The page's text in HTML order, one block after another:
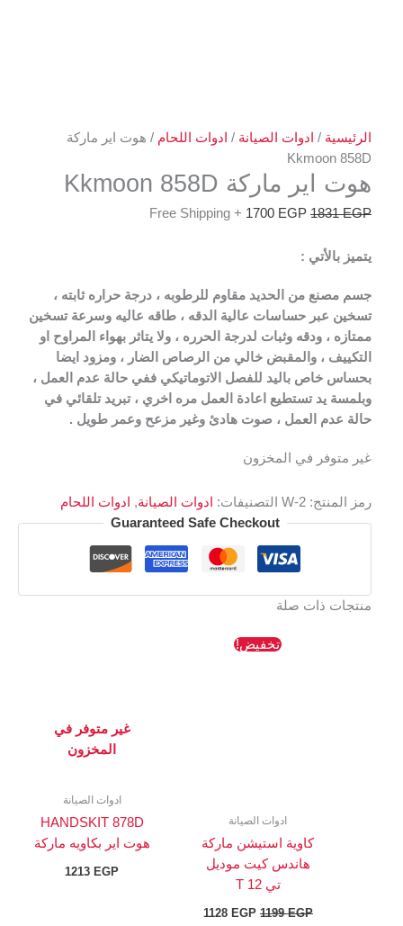
الرئيسية / ادوات الصيانة / ادوات اللحام / هوت اير ماركة
Kkmoon 858D
هوت اير ماركة Kkmoon 858D
1831EGP
1700 EGP
+ Free Shipping
يتميز بالأتي :
جسم مصنع من الحديد مقاوم للرطوبه ، درجة حراره ثابته ،
تسخين عبر حساسات عالية الدقه ، طاقه عاليه وسرعة تسخين
ممتازه ، ودقه وثبات لدرجة الحرره ، ولا يتاثر بهواء المراوح او
التكييف ، والمقبض خالي من الرصاص الضار ، ومزود ايضا
بحساس خاص باليد للفصل الاتوماتيكي ففي حالة عدم العمل ،
وبلمسة يد تستطيع اعادة العمل مره اخري ، تبريد تلقائي في
حالة عدم العمل ، صوت هادئ وغير مزعح وعمر طويل .
غير متوفر في المخزون
رمز المنتج: W-2 التصنيفات: ادوات الصيانة,
ادوات اللحام
Guaranteed Safe Checkout
منتجات ذات صلة
تخفيض!
ادوات الصيانة
كاوية استيشن ماركة
هاندس كيت موديل
تي T 12
1199EGP
السعر
1128 EGP
غير متوفر في
المخزون
ادوات الصيانة
HANDSKIT 878D
هوت اير بكاويه ماركة
1213 EGP